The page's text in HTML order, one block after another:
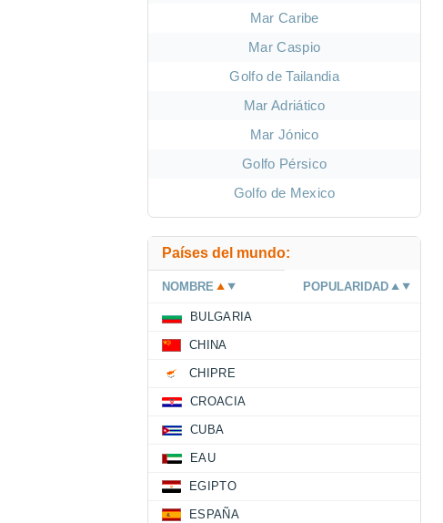
Mar Caribe
Mar Caspio
Golfo de Tailandia
Mar Adriático
Mar Jónico
Golfo Pérsico
Golfo de Mexico
Países del mundo:
NOMBRE POPULARIDAD
BULGARIA
CHINA
CHIPRE
CROACIA
CUBA
EAU
EGIPTO
ESPAÑA